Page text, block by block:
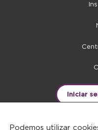
Iniciar
Podemos utilizar